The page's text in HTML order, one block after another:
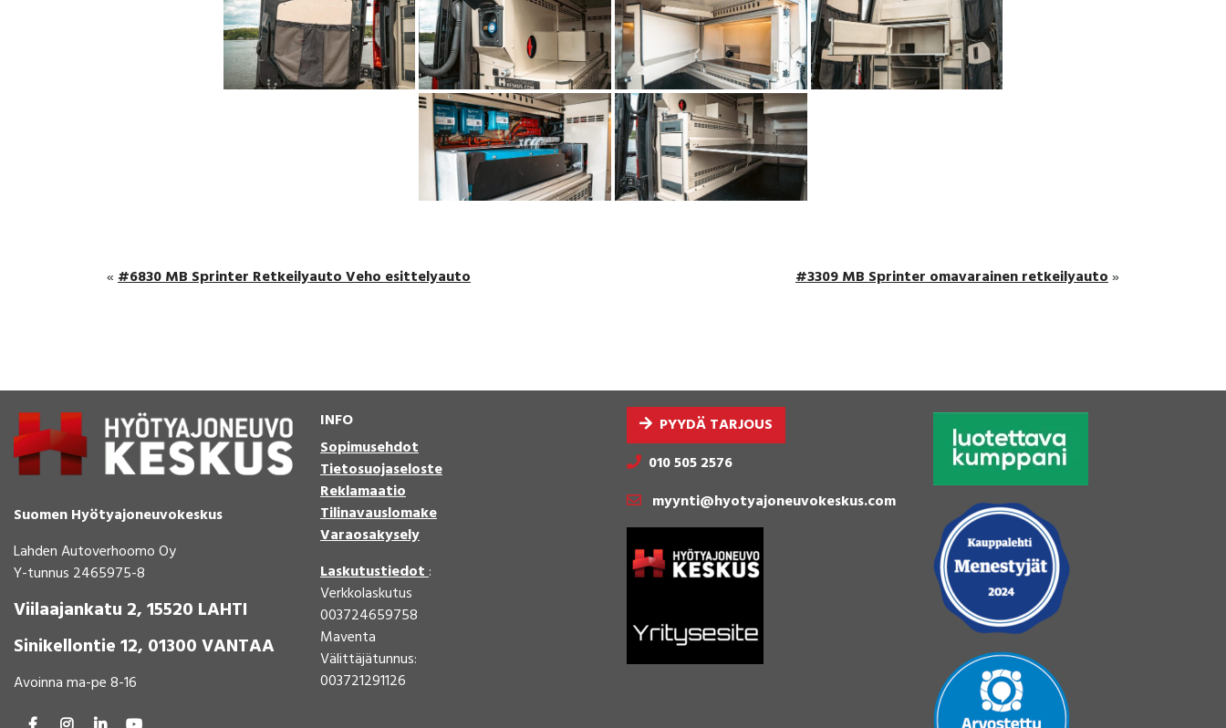
« #6830 MB Sprinter Retkeilyauto Veho esittelyauto #3309 MB Sprinter omavarainen retkeilyauto »
Suomen Hyötyajoneuvokeskus
Lahden Autoverhoomo Oy
Y-tunnus 2465975-8
Viilaajankatu 2, 15520 LAHTI
Sinikellontie 12, 01300 VANTAA
Avoinna ma-pe 8-16
INFO
Sopimusehdot
Tietosuojaseloste
Reklamaatio
Tilinavauslomake
Varaosakysely
Laskutustiedot:
Verkkolaskutus
003724659758
Maventa
Välittäjätunnus:
003721291126
PYYDÄ TARJOUS
010 505 2576
myynti@hyotyajoneuvokeskus.com